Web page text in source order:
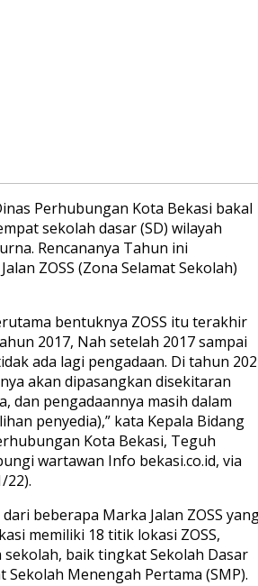
Perhubungan Kota Bekasi bakal
sekolah dasar (SD) wilayah
Rencananya Tahun ini
ZOSS (Zona Selamat Sekolah)
bentuknya ZOSS itu terakhir
2017, Nah setelah 2017 sampai
ada lagi pengadaan. Di tahun
akan dipasangkan disekitaran
dan pengadaannya masih dalam
penyedia),” kata Kepala Bidang
Kota Bekasi, Teguh
wartawan Info bekasi.co.id, via
22).
beberapa Marka Jalan ZOSS
memiliki 18 titik lokasi ZOSS,
baik tingkat Sekolah Dasar
Sekolah Menengah Pertama (SMP).